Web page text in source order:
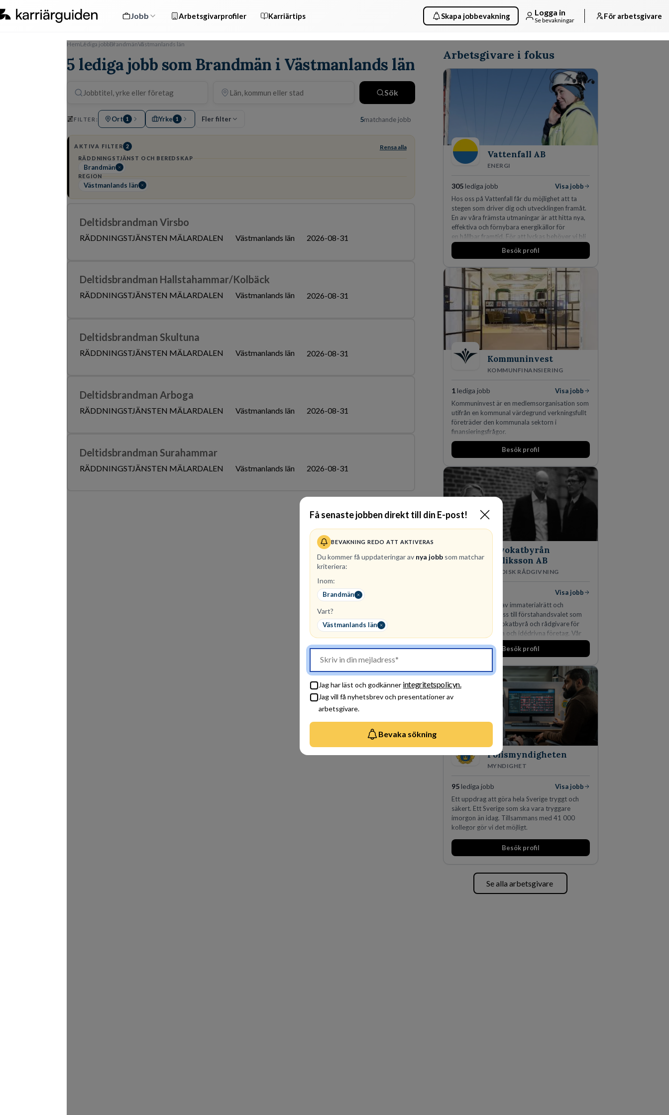
Jobb Arbetsgivarprofiler Karriärtips Skapa jobbevakning Logga in
Se bevakningar För arbetsgivare
Få senaste jobben direkt till din E-post!
BEVAKNING REDO ATT AKTIVERAS
Du kommer få uppdateringar av nya jobb som matchar
kriteriera:
Inom:
Brandmän
Vart?
Västmanlands län
Jag har läst och godkänner integritetspolicyn.
Jag vill få nyhetsbrev och presentationer av
arbetsgivare.
Bevaka sökning
HemLediga jobbBrandmänVästmanlands län
5 lediga jobb som Brandmän i Västmanlands län
Sök
FILTER: Ort 1 Yrke 1 Fler filter 5matchande jobb
AKTIVA FILTER 2 Rensa alla
RÄDDNINGSTJÄNST OCH BEREDSKAP
Brandmän
REGION
Västmanlands län
Deltidsbrandman Virsbo
RÄDDNINGSTJÄNSTEN MÄLARDALEN Västmanlands län 2026-08-31
Deltidsbrandman Hallstahammar/Kolbäck
RÄDDNINGSTJÄNSTEN MÄLARDALEN Västmanlands län 2026-08-31
Deltidsbrandman Skultuna
RÄDDNINGSTJÄNSTEN MÄLARDALEN Västmanlands län 2026-08-31
Deltidsbrandman Arboga
RÄDDNINGSTJÄNSTEN MÄLARDALEN Västmanlands län 2026-08-31
Deltidsbrandman Surahammar
RÄDDNINGSTJÄNSTEN MÄLARDALEN Västmanlands län 2026-08-31
Arbetsgivare i fokus
Vattenfall AB
ENERGI
305lediga jobb
Visa jobb
Hos oss på Vattenfall får du möjlighet att ta
stegen som driver dig och utvecklingen framåt.
En av våra främsta utmaningar är att hitta nya,
effektiva och förnybara energikällor för
en hållbar framtid. För att lyckas behöver vi bli
fler medarbetare som vill göra skillnad.
Besök profil
Kommuninvest
KOMMUNFINANSIERING
1lediga jobb
Visa jobb
Kommuninvest är en medlemsorganisation som
utifrån en kommunal värdegrund verkningsfullt
företräder den kommunala sektorn i
finansieringsfrågor.
Besök profil
Advokatbyrån
Gulliksson AB
JURIDISK RÅDGIVNING
Visa jobb
Vår kombination av immaterialrätt och
affärsjuridik gör oss till förstahandsvalet som
affärsjuridisk advokatbyrå och rådgivare för
kunskapsintensiva och idédrivna företag. Vår
expertis inom IP-tillgångar har gett oss en
marknadsledande position. Våra klienter väljer
skydda, utveckla och kommersialisera
företagets viktigaste tillgångar.
Besök profil
Polismyndigheten
MYNDIGHET
95lediga jobb
Visa jobb
Ett uppdrag att göra hela Sverige tryggt och
säkert. Ett Sverige som ska vara tryggare
imorgon än idag. Tillsammans med 41 000
kollegor gör vi det möjligt.
Besök profil
Se alla arbetsgivare